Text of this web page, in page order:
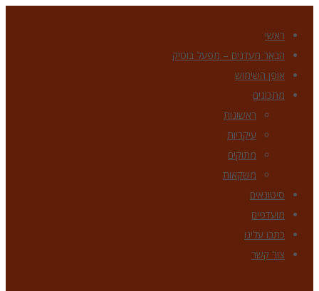
ראשי
הבאר מעדנים – מפעל בוטיק
אופן השימוש
מתכונים
ראשונות
עיקריות
מתוקים
משקאות
סיטונאים
מועדפים
כתבו עלינו
צור קשר